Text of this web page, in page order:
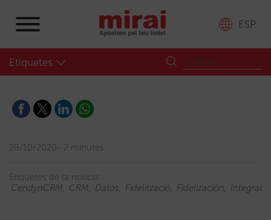
ESP
Etiquetes
28/10/2020 2 minutes
Etiquetes de la notícia:
CendynCRM
CRM Datos Fidelització Fidelización